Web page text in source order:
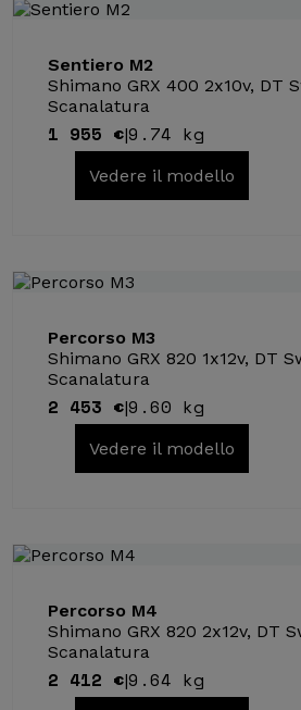
Sentiero M2
Shimano GRX 400 2x10v, DT
Scanalatura
1 955 €|9.74 kg
Vedere il modello
Percorso M3
Shimano GRX 820 1x12v, DT
Scanalatura
2 453 €|9.60 kg
Vedere il modello
Percorso M4
Shimano GRX 820 2x12v, DT
Scanalatura
2 412 €|9.64 kg